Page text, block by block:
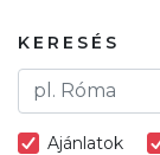
KERESÉS
Ajánlatok